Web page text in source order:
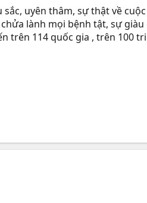
uyên thâm, sự thật về
lành mọi bệnh tật, sự
trên 114 quốc gia , trên 100